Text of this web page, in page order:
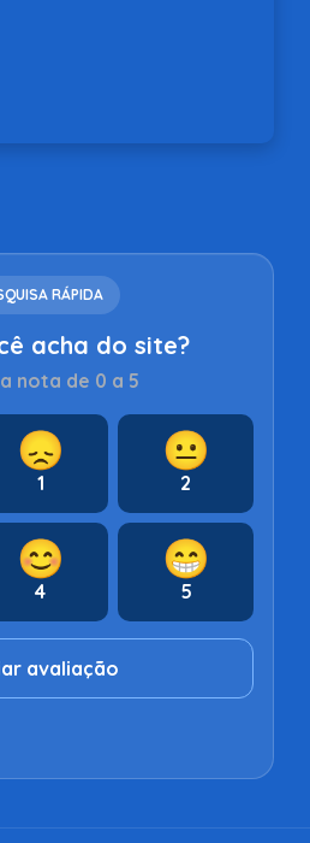
RÁPIDA
acha do site?
nota de 0 a 5
😞
1
😐
2
😊
4
😁
5
avaliação